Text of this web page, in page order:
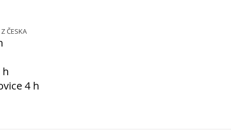
ČESKA
h
4 h